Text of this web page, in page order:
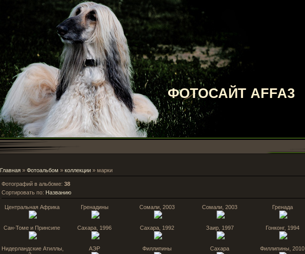
ФОТОСАЙТ AFFA3
Главная» Фотоальбом » коллекции» марки
Фотографий в альбоме: 38
Сортировать по: Названию
Центральная Африка Гренадины Сомали, 2003 Сомали, 2003 Гренада
Сан-Томе и Принсипе Сахара, 1996 Сахара, 1992 Заир, 1997 Гонконг, 1994
Нидерландские Атиллы,
АЭР Филлипины Сахара Филлипины, 2010